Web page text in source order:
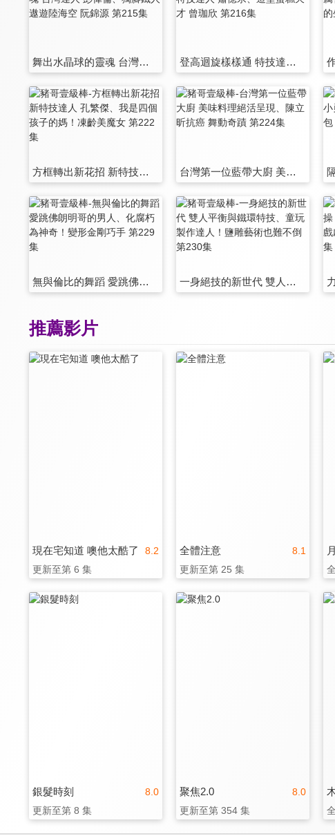
舞出水晶球的靈魂 台灣達人 彭偉倫、獨腳鐵人遨遊陸海空 阮錦源 第215集 登高迴旋樣樣通 特技達人 蕭億宗、造型蛋糕天才 曾珈欣 第216集
方框轉出新花招 新特技達人 孔繁傑、我是四個孩子的媽！凍齡美魔女 第222集 台灣第一位藍帶大廚 美味料理絕活呈現、陳立昕抗癌 舞動奇蹟 第224集
無與倫比的舞蹈 愛跳佛朗明哥的男人、化腐朽為神奇！變形金剛巧手 第229集 一身絕技的新世代 雙人平衡與鐵環特技、童玩製作達人！鹽雕藝術也難不倒 第230集
推薦影片
8.2
現在宅知道 噢他太酷了
更新至第 6 集
8.1
全體注意
更新至第 25 集
8.0
銀髮時刻
更新至第 8 集
8.0
聚焦2.0
更新至第 354 集